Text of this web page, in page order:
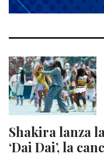
Shakira lanza
‘Dai Dai’, la